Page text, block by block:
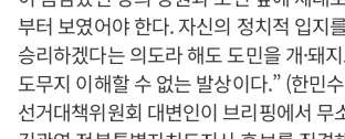
부터 보였어야 한다. 자신의 정치적 입지
승리하겠다는 의도라 해도 도민을 개·돼
도무지 이해할 수 없는 발상이다.” (한민
선거대책위원회 대변인이 브리핑에서 무